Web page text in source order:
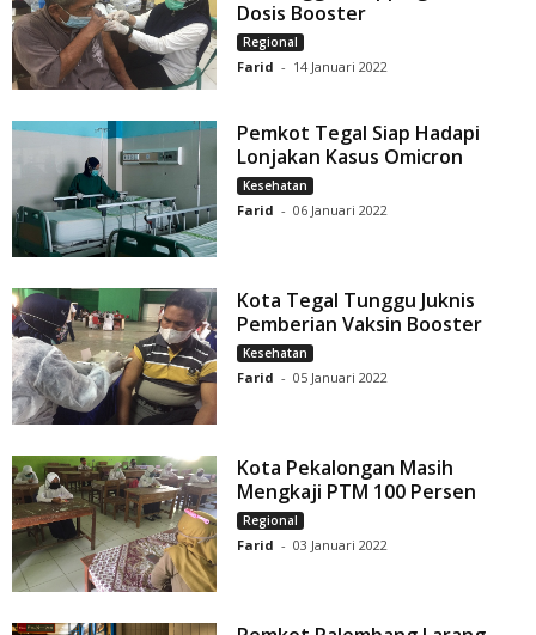
Dosis Booster
Regional
Farid - 14 Januari 2022
Pemkot Tegal Siap Hadapi
Lonjakan Kasus Omicron
Kesehatan
Farid - 06 Januari 2022
Kota Tegal Tunggu Juknis
Pemberian Vaksin Booster
Kesehatan
Farid - 05 Januari 2022
Kota Pekalongan Masih
Mengkaji PTM 100 Persen
Regional
Farid - 03 Januari 2022